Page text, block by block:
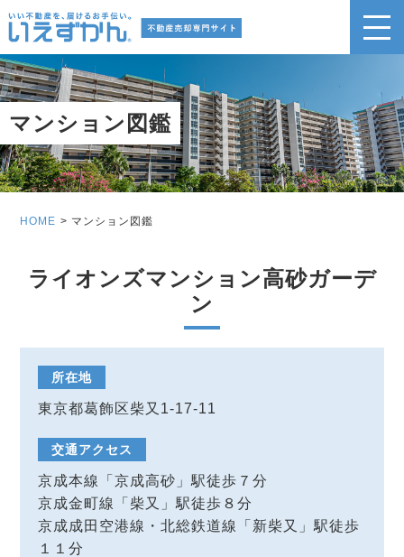
マンション図鑑
HOME マンション図鑑
ライオンズマンション高砂ガーデ
ン
所在地
東京都葛飾区柴又1-17-11
交通アクセス
京成本線「京成高砂」駅徒歩７分
京成金町線「柴又」駅徒歩８分
京成成田空港線・北総鉄道線「新柴又」駅徒歩
１１分